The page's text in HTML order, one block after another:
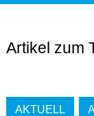
Artikel zum
AKTUELL